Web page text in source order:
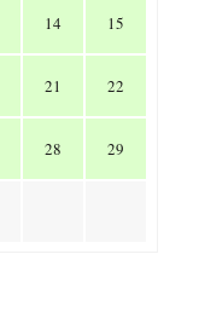
14 15
21 22
28 29